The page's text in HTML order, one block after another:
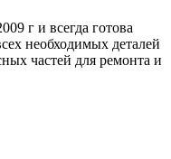
г и всегда готова
необходимых деталей
частей для ремонта и